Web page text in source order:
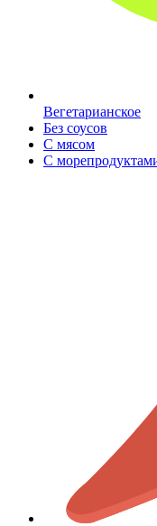
Вегетарианское
Без соусов
С мясом
С